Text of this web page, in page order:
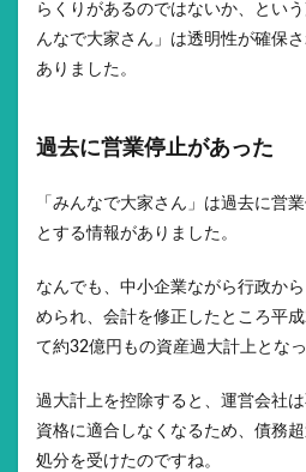
らくりがあるのではないか、とい
んなで大家さん」は透明性が確保
ありました。
過去に営業停止があった
「みんなで大家さん」は過去に営
とする情報がありました。
なんでも、中小企業ながら行政か
められ、会計を修正したところ平
て約32億円もの資産過大計上とな
過大計上を控除すると、運営会社
資格に適合しなくなるため、債務
処分を受けたのですね。